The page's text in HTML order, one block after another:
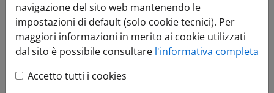
Contatta la
Camera di
Commercio
navigazione del sito web mantenendo le
impostazioni di default (solo cookie tecnici). Per
maggiori informazioni in merito ai cookie utilizzati
dal sito è possibile consultare l'informativa completa
Accetto tutti i cookies